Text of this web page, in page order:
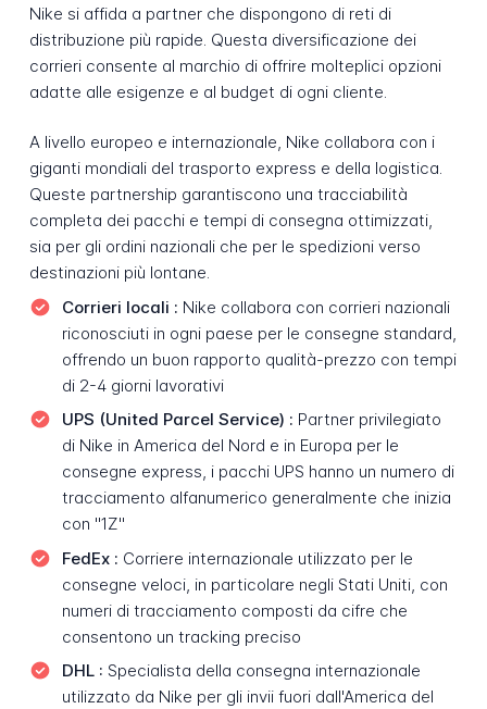
Nike si affida a partner che dispongono di reti di
distribuzione più rapide. Questa diversificazione dei
corrieri consente al marchio di offrire molteplici opzioni
adatte alle esigenze e al budget di ogni cliente.
A livello europeo e internazionale, Nike collabora con i
giganti mondiali del trasporto express e della logistica.
Queste partnership garantiscono una tracciabilità
completa dei pacchi e tempi di consegna ottimizzati,
sia per gli ordini nazionali che per le spedizioni verso
destinazioni più lontane.
Corrieri locali : Nike collabora con corrieri nazionali
riconosciuti in ogni paese per le consegne standard,
offrendo un buon rapporto qualità-prezzo con tempi
di 2-4 giorni lavorativi
UPS (United Parcel Service) : Partner privilegiato
di Nike in America del Nord e in Europa per le
consegne express, i pacchi UPS hanno un numero di
tracciamento alfanumerico generalmente che inizia
con "1Z"
FedEx : Corriere internazionale utilizzato per le
consegne veloci, in particolare negli Stati Uniti, con
numeri di tracciamento composti da cifre che
consentono un tracking preciso
DHL : Specialista della consegna internazionale
utilizzato da Nike per gli invii fuori dall'America del